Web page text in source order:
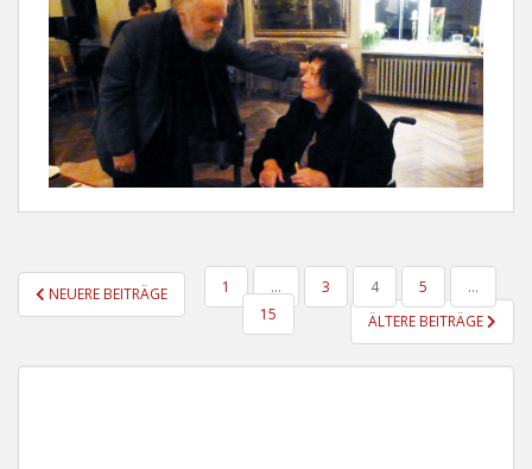
SEITENNUMMERIERUNG
DER
NEUERE BEITRÄGE 1 … 3 4 5
…
15
ÄLTERE BEITRÄGE